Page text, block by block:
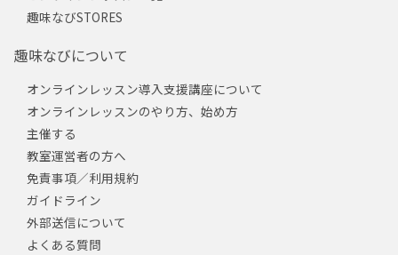
趣味なびSTORES
趣味なびについて
オンラインレッスン導入支援講座について
オンラインレッスンのやり方、始め方
主催する
教室運営者の方へ
免責事項／利用規約
ガイドライン
外部送信について
よくある質問